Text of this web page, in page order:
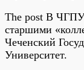
The post В ЧГПУ
старшими
Чеченский
Университет.